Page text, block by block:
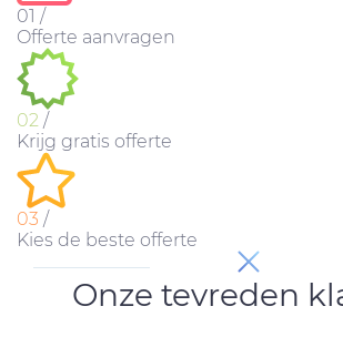
01 /
Offerte aanvragen
02 /
Krijg gratis offerte
03 /
Kies de beste offerte
Onze tevreden